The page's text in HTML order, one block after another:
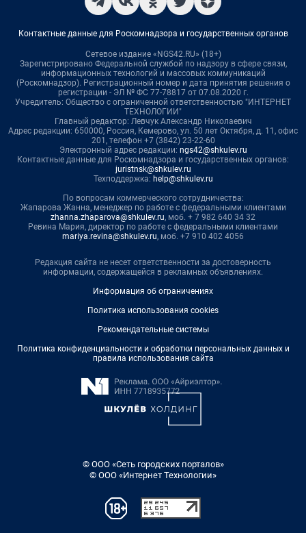
Контактные данные для Роскомнадзора и государственных органов
Сетевое издание «NGS42.RU» (18+)
Зарегистрировано Федеральной службой по надзору в сфере связи,
информационных технологий и массовых коммуникаций
(Роскомнадзор). Регистрационный номер и дата принятия решения о
регистрации - ЭЛ № ФС 77-78817 от 07.08.2020 г.
Учредитель: Общество с ограниченной ответственностью "ИНТЕРНЕТ
ТЕХНОЛОГИИ"
Главный редактор: Левчук Александр Николаевич
Адрес редакции: 650000, Россия, Кемерово, ул. 50 лет Октября, д. 11, офис
201, телефон +7 (3842) 23-22-60
Электронный адрес редакции: ngs42@shkulev.ru
Контактные данные для Роскомнадзора и государственных органов:
juristnsk@shkulev.ru
Техподдержка: help@shkulev.ru
По вопросам коммерческого сотрудничества:
Жапарова Жанна, менеджер по работе с федеральными клиентами
zhanna.zhaparova@shkulev.ru, моб. + 7 982 640 34 32
Ревина Мария, директор по работе с федеральными клиентами
mariya.revina@shkulev.ru, моб. +7 910 402 4056
Редакция сайта не несет ответственности за достоверность
информации, содержащейся в рекламных объявлениях.
Информация об ограничениях
Политика использования cookies
Рекомендательные системы
Политика конфиденциальности и обработки персональных данных и
правила использования сайта
© ООО «Сеть городских порталов»
© ООО «Интернет Технологии»